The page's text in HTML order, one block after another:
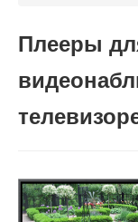
Плееры